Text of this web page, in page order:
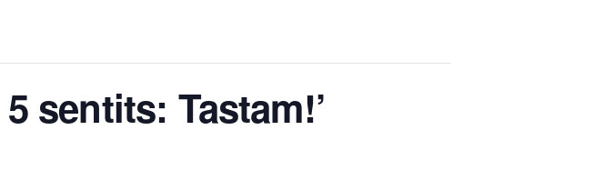
sentits: Tastam!’